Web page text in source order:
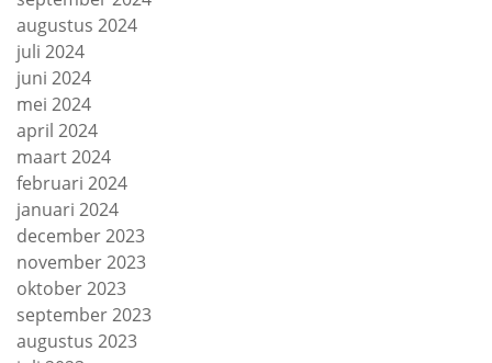
augustus 2024
juli 2024
juni 2024
mei 2024
april 2024
maart 2024
februari 2024
januari 2024
december 2023
november 2023
oktober 2023
september 2023
augustus 2023